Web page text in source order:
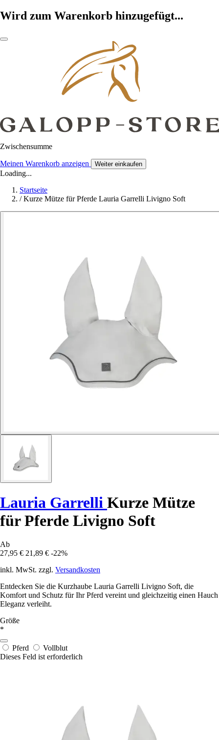
Wird zum Warenkorb hinzugefügt...
Zwischensumme
Meinen Warenkorb anzeigen Weiter einkaufen
Loading...
Startseite
/ Kurze Mütze für Pferde Lauria Garrelli Livigno Soft
Lauria Garrelli Kurze Mütze
für Pferde Livigno Soft
Ab
27,95 € 21,89 € -22%
inkl. MwSt. zzgl. Versandkosten
Entdecken Sie die Kurzhaube Lauria Garrelli Livigno Soft, die
Komfort und Schutz für Ihr Pferd vereint und gleichzeitig einen Hauch
Eleganz verleiht.
Größe
*
Pferd
Vollblut
Dieses Feld ist erforderlich